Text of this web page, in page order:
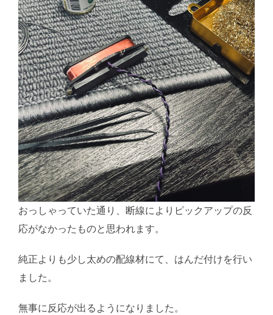
おっしゃっていた通り、断線によりピックアップの反
応がなかったものと思われます。
純正よりも少し太めの配線材にて、はんだ付けを行い
ました。
無事に反応が出るようになりました。